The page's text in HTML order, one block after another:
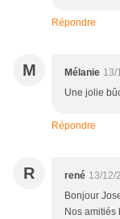
Répondre
M Mélanie 13/
Une jolie
Répondre
R rené 13/12/
Bonjour
Nos amitiés